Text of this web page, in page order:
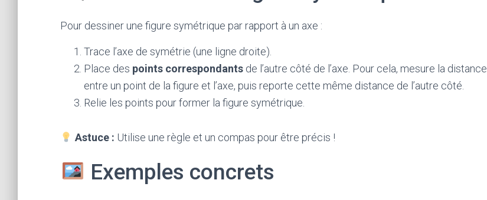
Pour dessiner une figure symétrique par rapport à un axe :
Trace l’axe de symétrie (une ligne droite).
Place des points correspondants de l’autre côté de l’axe. Pour cela, mesure la distance
entre un point de la figure et l’axe, puis reporte cette même distance de l’autre côté.
Relie les points pour former la figure symétrique.
Astuce : Utilise une règle et un compas pour être précis !
Exemples concrets